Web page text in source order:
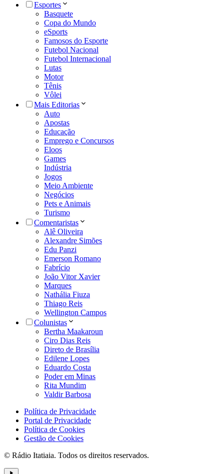
Esportes
Basquete
Copa do Mundo
eSports
Famosos do Esporte
Futebol Nacional
Futebol Internacional
Lutas
Motor
Tênis
Vôlei
Mais Editorias
Auto
Apostas
Educação
Emprego e Concursos
Eloos
Games
Indústria
Jogos
Meio Ambiente
Negócios
Pets e Animais
Turismo
Comentaristas
Alê Oliveira
Alexandre Simões
Edu Panzi
Emerson Romano
Fabrício
João Vitor Xavier
Marques
Nathália Fiuza
Thiago Reis
Wellington Campos
Colunistas
Bertha Maakaroun
Ciro Dias Reis
Direto de Brasília
Edilene Lopes
Eduardo Costa
Poder em Minas
Rita Mundim
Valdir Barbosa
Política de Privacidade
Portal de Privacidade
Política de Cookies
Gestão de Cookies
© Rádio Itatiaia. Todos os direitos reservados.